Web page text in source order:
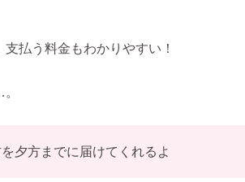
払う料金もわかりやすい！
夕方までに届けてくれるよ